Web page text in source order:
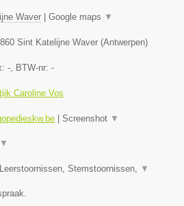
Waver Google maps ▼
Sint Katelijne Waver (Antwerpen)
-, BTW-nr: -
Caroline Vos
Screenshot ▼
▼
Stemstoornissen, ▼